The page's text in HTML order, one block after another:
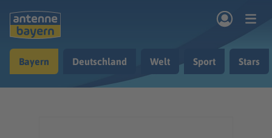
Musik & Radio
Bayern Deutschland Welt Sport Stars